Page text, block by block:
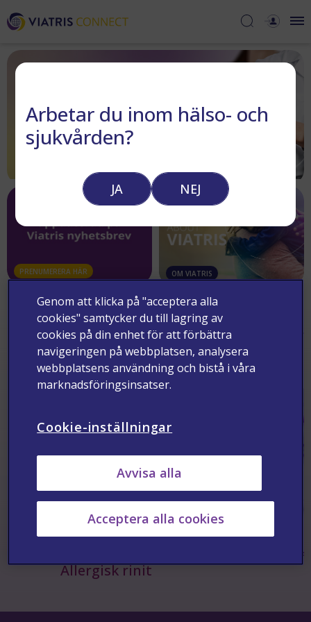
PRENUMERERA HÄR OM VIATRIS
Terapiområden
Allergisk rinit
Arbetar du inom hälso- och
sjukvården?
NEJ
JA
Genom att klicka på "acceptera alla
cookies" samtycker du till lagring av
cookies på din enhet för att förbättra
navigeringen på webbplatsen, analysera
webbplatsens användning och bistå i våra
marknadsföringsinsatser.
Cookie-inställningar
Avvisa alla
Acceptera alla cookies